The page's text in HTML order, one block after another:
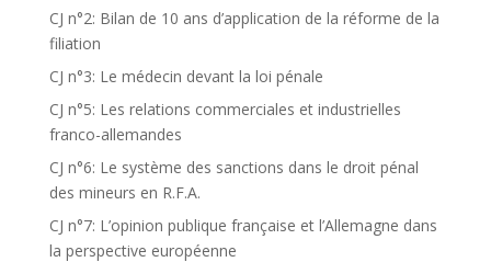
CJ n°2: Bilan de 10 ans d’application de la réforme de la
filiation
CJ n°3: Le médecin devant la loi pénale
CJ n°5: Les relations commerciales et industrielles
franco-allemandes
CJ n°6: Le système des sanctions dans le droit pénal
des mineurs en R.F.A.
CJ n°7: L’opinion publique française et l’Allemagne dans
la perspective européenne